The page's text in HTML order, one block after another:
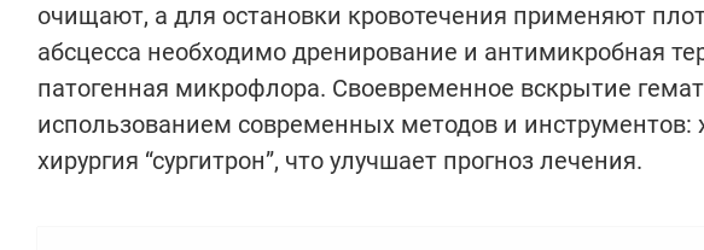
очищают, а для остановки кровотечения применяют
абсцесса необходимо дренирование и антимикробная
патогенная микрофлора. Своевременное вскрытие
использованием современных методов и инструментов:
хирургия “сургитрон”, что улучшает прогноз лечения.